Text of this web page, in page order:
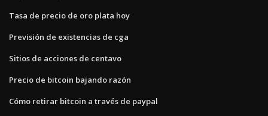
Tasa de precio de oro plata hoy
Previsión de existencias de cga
Sitios de acciones de centavo
Precio de bitcoin bajando razón
Cómo retirar bitcoin a través de paypal